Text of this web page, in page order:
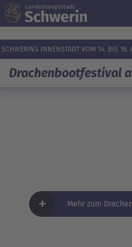
INNENSTADT VOM 14. BIS 16.
Drachenbootfestival
+ Mehr zum